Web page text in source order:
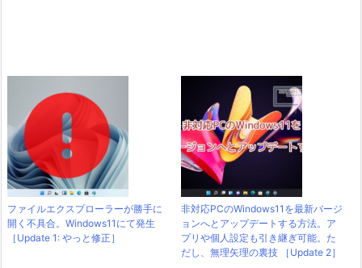
ファイルエクスプローラーが勝手に
開く不具合。Windows11にて発生
［Update 1: やっと修正］
非対応PCのWindows11を最新バージ
ョンへとアップデートする方法。ア
プリや個人設定も引き継ぎ可能。た
だし、無理矢理の裏技 ［Update 2］